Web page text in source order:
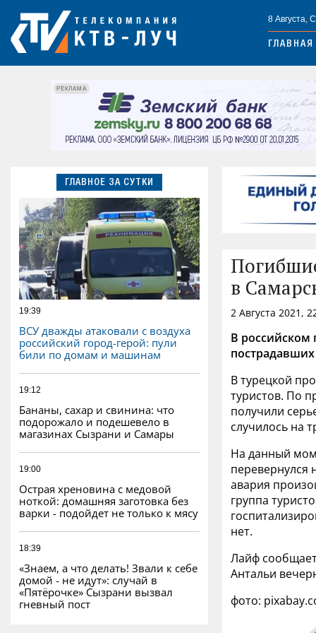
8 Августа,
ГЛАВНАЯ
РЕКЛАМА
ГЛАВНОЕ ЗА СУТКИ
19:39
ВСУ дважды атаковали с воздуха
российский город-герой: пули
били по домам и машинам
19:12
Бананы, сахар и свинина: что
подорожало и подешевело в
магазинах Сызрани и Самары
19:00
Острая хреновина с медовой
ноткой: домашняя заготовка без
варки - подойдет не только к мясу
18:39
«Знаем, а что делать! Звали к себе
домой - не идут»: случай в
«Пятёрочке» Сызрани вызвал
гневный пост
в
2 Августа 2021,
В российском
пострадавших
В турецкой
туристов. По
получили
случилось на
На данный
перевернулся
авария
группа
нет.
Лайф
Антальи
фото: